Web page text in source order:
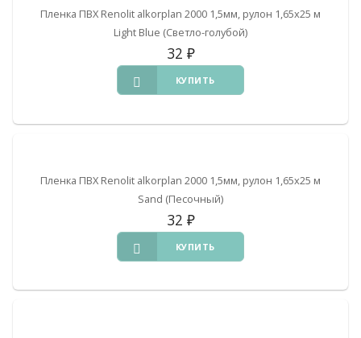
Пленка ПВХ Renolit alkorplan 2000 1,5мм, рулон 1,65х25 м
Light Blue (Светло-голубой)
32 ₽
КУПИТЬ
Пленка ПВХ Renolit alkorplan 2000 1,5мм, рулон 1,65х25 м
Sand (Песочный)
32 ₽
КУПИТЬ